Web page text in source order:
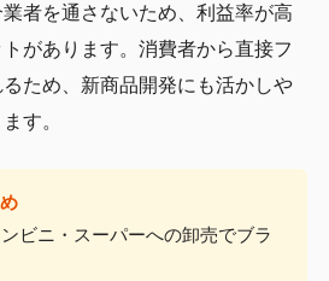
者を通さないため、利益率が高
があります。消費者から直接フ
ため、新商品開発にも活かしや
す。
ンビニ・スーパーへの卸売でブラ